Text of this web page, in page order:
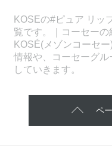
KOSEの#ピュア リッ
覧です。｜コーセー
KOSÉ(メゾンコーセ
情報や、コーセーグ
していきます。
ペ